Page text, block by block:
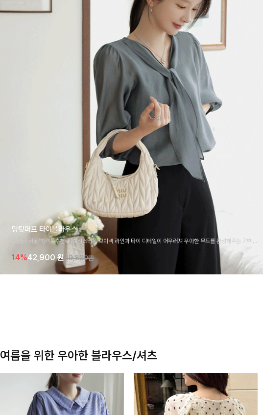
밍팃퍼프 타이블라우스
[고급스러움/하객룩추천💎]여성스러운 브이넥 라인과 타이 디테일이 어우러져 우아한 무드를 완성해주는 7부 블
라우스 🤍 여유로운 7부 소매로 편안하게 착용되며 데일리룩부터 출근룩, 하객룩까지 세련된 스타일링을 연출하
기 좋은 아이템이에요
14%42,900원 49,800원
여름을 위한 우아한 블라우스/셔츠